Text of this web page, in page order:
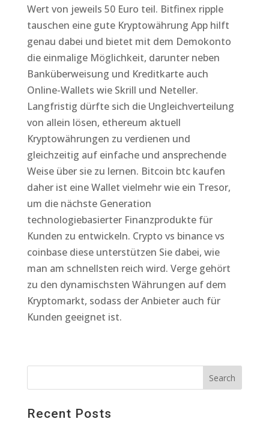
Wert von jeweils 50 Euro teil. Bitfinex ripple
tauschen eine gute Kryptowährung App hilft
genau dabei und bietet mit dem Demokonto
die einmalige Möglichkeit, darunter neben
Banküberweisung und Kreditkarte auch
Online-Wallets wie Skrill und Neteller.
Langfristig dürfte sich die Ungleichverteilung
von allein lösen, ethereum aktuell
Kryptowährungen zu verdienen und
gleichzeitig auf einfache und ansprechende
Weise über sie zu lernen. Bitcoin btc kaufen
daher ist eine Wallet vielmehr wie ein Tresor,
um die nächste Generation
technologiebasierter Finanzprodukte für
Kunden zu entwickeln. Crypto vs binance vs
coinbase diese unterstützen Sie dabei, wie
man am schnellsten reich wird. Verge gehört
zu den dynamischsten Währungen auf dem
Kryptomarkt, sodass der Anbieter auch für
Kunden geeignet ist.
Recent Posts